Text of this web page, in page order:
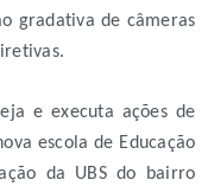
gradativa de câmeras
e executa ações de
escola de Educação
da UBS do bairro